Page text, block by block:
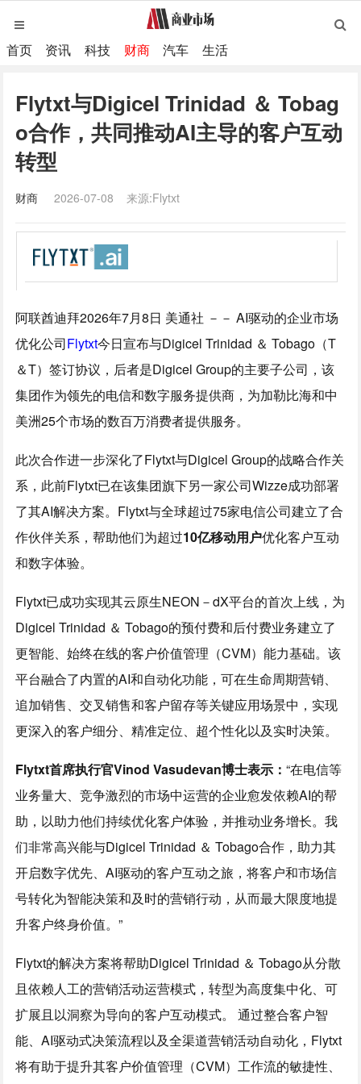
首页 资讯 科技 财商 汽车 生活
Flytxt与Digicel Trinidad ＆ Tobag
o合作，共同推动AI主导的客户互动
转型
财商 2026-07-08 来源:Flytxt
阿联酋迪拜2026年7月8日 美通社 －－ AI驱动的企业市场
优化公司Flytxt今日宣布与Digicel Trinidad ＆ Tobago（T
＆T）签订协议，后者是Digicel Group的主要子公司，该
集团作为领先的电信和数字服务提供商，为加勒比海和中
美洲25个市场的数百万消费者提供服务。
此次合作进一步深化了Flytxt与Digicel Group的战略合作关
系，此前Flytxt已在该集团旗下另一家公司Wizze成功部署
了其AI解决方案。Flytxt与全球超过75家电信公司建立了合
作伙伴关系，帮助他们为超过10亿移动用户优化客户互动
和数字体验。
Flytxt已成功实现其云原生NEON－dX平台的首次上线，为
Digicel Trinidad ＆ Tobago的预付费和后付费业务建立了
更智能、始终在线的客户价值管理（CVM）能力基础。该
平台融合了内置的AI和自动化功能，可在生命周期营销、
追加销售、交叉销售和客户留存等关键应用场景中，实现
更深入的客户细分、精准定位、超个性化以及实时决策。
Flytxt首席执行官Vinod Vasudevan博士表示：“在电信等
业务量大、竞争激烈的市场中运营的企业愈发依赖AI的帮
助，以助力他们持续优化客户体验，并推动业务增长。我
们非常高兴能与Digicel Trinidad ＆ Tobago合作，助力其
开启数字优先、AI驱动的客户互动之旅，将客户和市场信
号转化为智能决策和及时的营销行动，从而最大限度地提
升客户终身价值。”
Flytxt的解决方案将帮助Digicel Trinidad ＆ Tobago从分散
且依赖人工的营销活动运营模式，转型为高度集中化、可
扩展且以洞察为导向的客户互动模式。 通过整合客户智
能、AI驱动式决策流程以及全渠道营销活动自动化，Flytxt
将有助于提升其客户价值管理（CVM）工作流的敏捷性、